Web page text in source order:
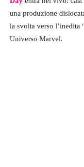
una produzione
la svolta verso l’inedita
Universo Marvel.